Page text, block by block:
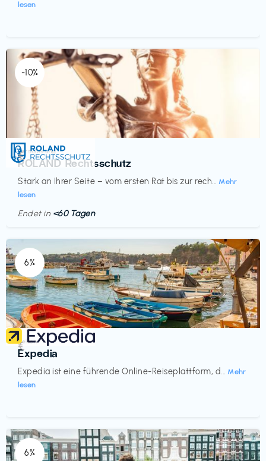
lesen
-10%
Versicherung
ROLAND Rechtsschutz
Stark an Ihrer Seite – vom ersten Rat bis zur rech... Mehr
lesen
€‎
Endet in <60 Tagen
6%
Reisen
Expedia
Expedia ist eine führende Online-Reiseplattform, d... Mehr
lesen
€‎
6%